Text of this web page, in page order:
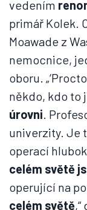
vedením
primář Kolek.
Moawade z
nemocnice,
oboru.
někdo, kdo to
úrovni.
univerzity. Je
operací
celém světě
operující na
celém světě